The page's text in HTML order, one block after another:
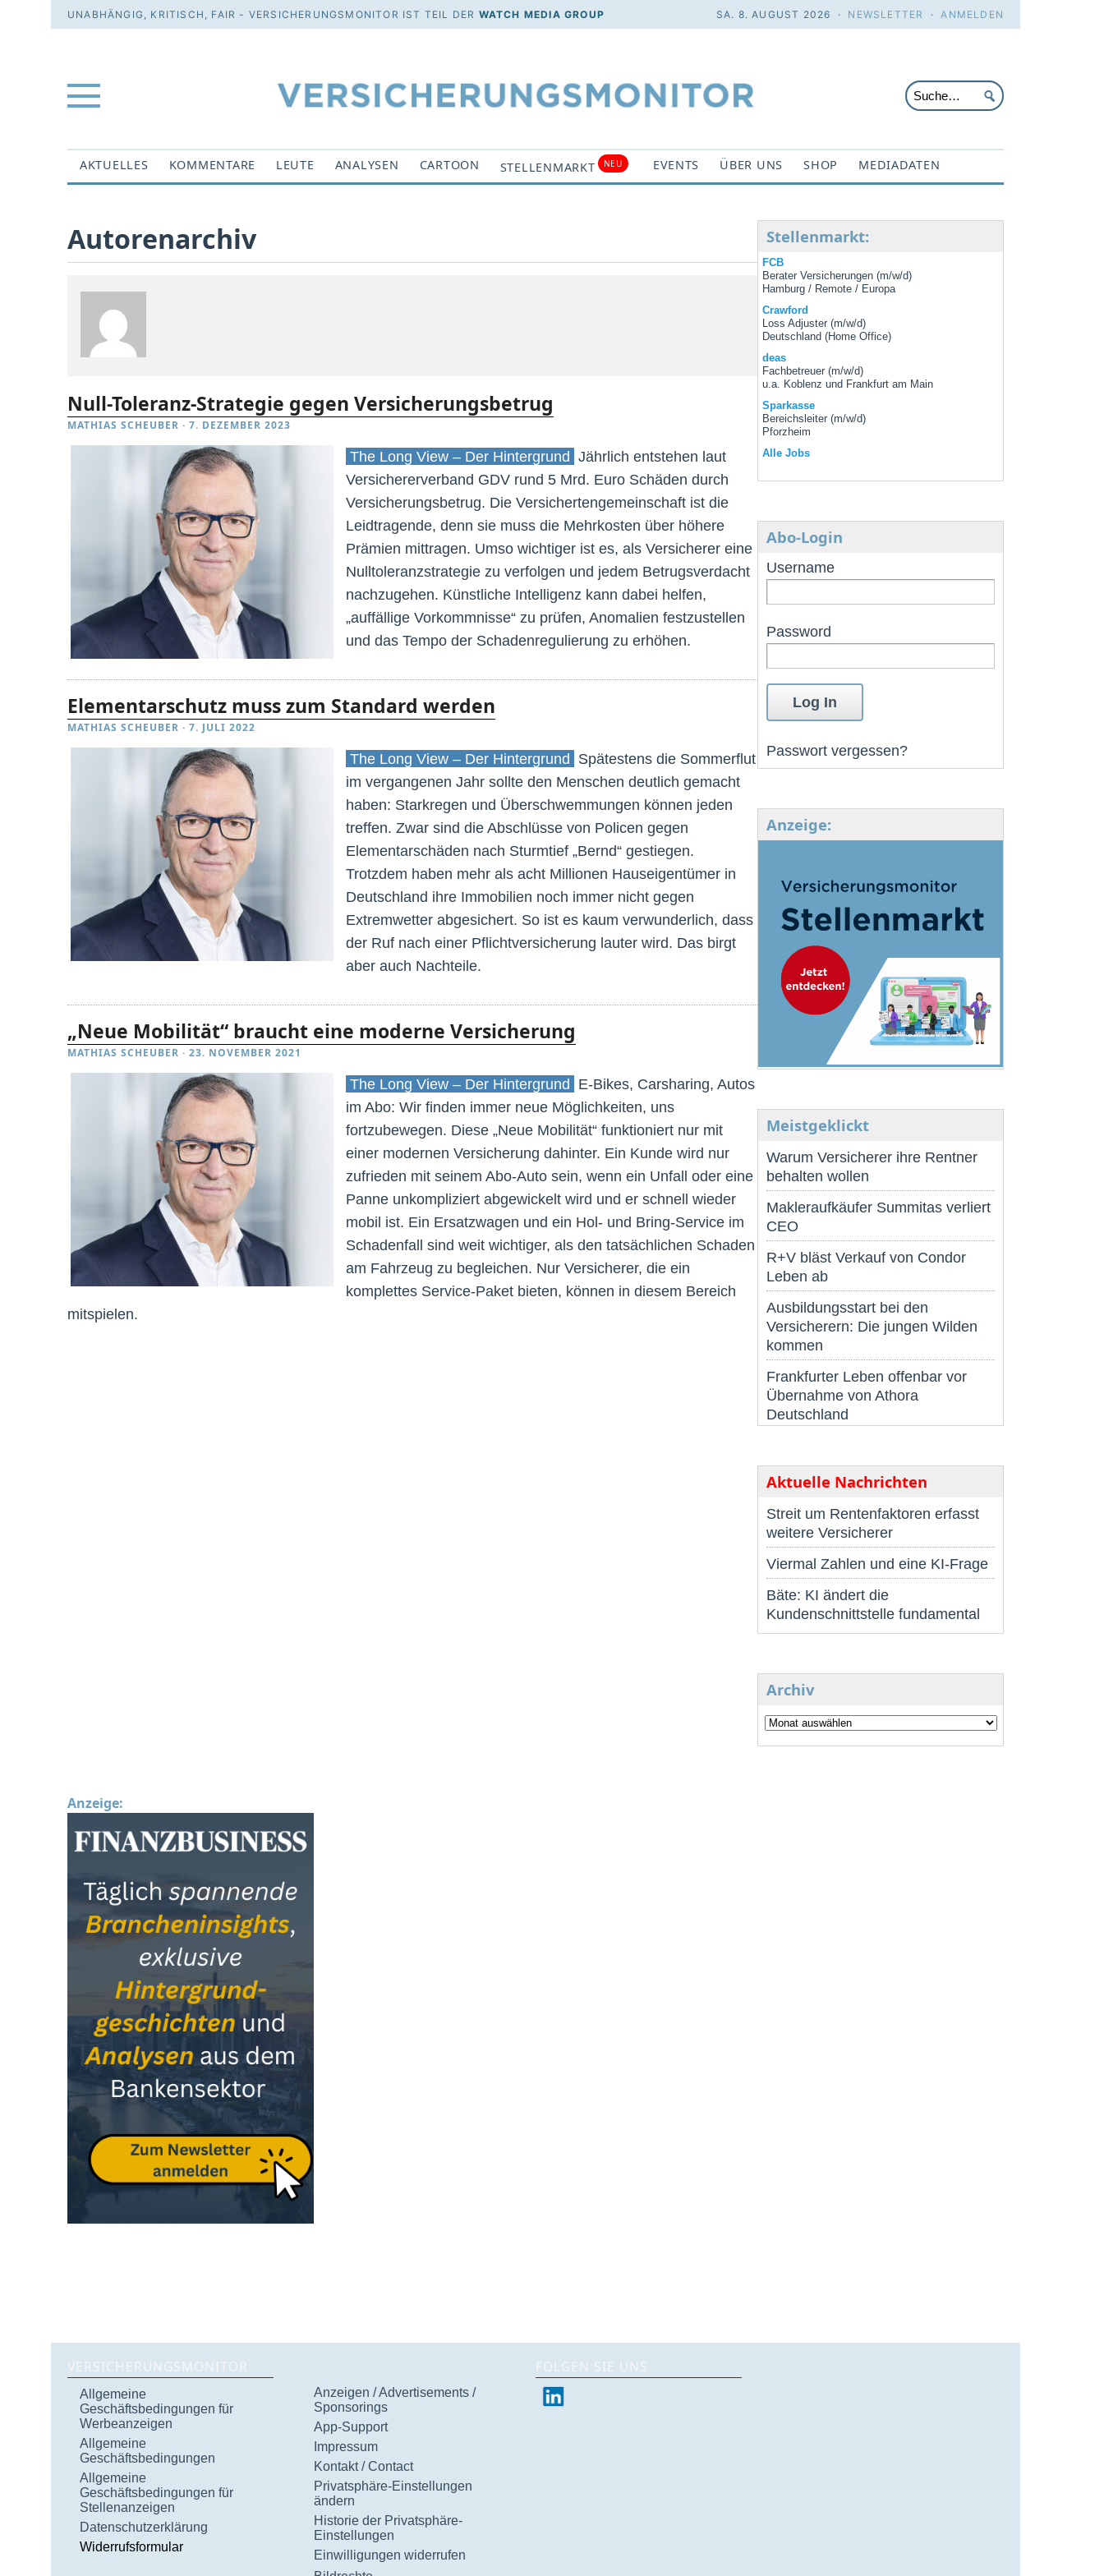
UNABHÄNGIG, KRITISCH, FAIR - VERSICHERUNGSMONITOR IST TEIL DER WATCH MEDIA GROUP SA. 8. AUGUST 2026 · NEWSLETTER ·ANMELDEN
AKTUELLES KOMMENTARE LEUTE ANALYSEN CARTOON STELLENMARKT NEU EVENTS ÜBER UNS SHOP MEDIADATEN
Autorenarchiv
Null-Toleranz-Strategie gegen Versicherungsbetrug
MATHIAS SCHEUBER · 7. DEZEMBER 2023
The Long View – Der Hintergrund Jährlich entstehen laut
Versichererverband GDV rund 5 Mrd. Euro Schäden durch
Versicherungsbetrug. Die Versichertengemeinschaft ist die
Leidtragende, denn sie muss die Mehrkosten über höhere
Prämien mittragen. Umso wichtiger ist es, als Versicherer eine
Nulltoleranzstrategie zu verfolgen und jedem Betrugsverdacht
nachzugehen. Künstliche Intelligenz kann dabei helfen,
„auffällige Vorkommnisse“ zu prüfen, Anomalien festzustellen
und das Tempo der Schadenregulierung zu erhöhen.
Elementarschutz muss zum Standard werden
MATHIAS SCHEUBER · 7. JULI 2022
The Long View – Der Hintergrund Spätestens die Sommerflut
im vergangenen Jahr sollte den Menschen deutlich gemacht
haben: Starkregen und Überschwemmungen können jeden
treffen. Zwar sind die Abschlüsse von Policen gegen
Elementarschäden nach Sturmtief „Bernd“ gestiegen.
Trotzdem haben mehr als acht Millionen Hauseigentümer in
Deutschland ihre Immobilien noch immer nicht gegen
Extremwetter abgesichert. So ist es kaum verwunderlich, dass
der Ruf nach einer Pflichtversicherung lauter wird. Das birgt
aber auch Nachteile.
„Neue Mobilität“ braucht eine moderne Versicherung
MATHIAS SCHEUBER · 23. NOVEMBER 2021
The Long View – Der Hintergrund E-Bikes, Carsharing, Autos
im Abo: Wir finden immer neue Möglichkeiten, uns
fortzubewegen. Diese „Neue Mobilität“ funktioniert nur mit
einer modernen Versicherung dahinter. Ein Kunde wird nur
zufrieden mit seinem Abo-Auto sein, wenn ein Unfall oder eine
Panne unkompliziert abgewickelt wird und er schnell wieder
mobil ist. Ein Ersatzwagen und ein Hol- und Bring-Service im
Schadenfall sind weit wichtiger, als den tatsächlichen Schaden
am Fahrzeug zu begleichen. Nur Versicherer, die ein
komplettes Service-Paket bieten, können in diesem Bereich
mitspielen.
Stellenmarkt:
FCB
Berater Versicherungen (m/w/d)
Hamburg / Remote / Europa
Crawford
Loss Adjuster (m/w/d)
Deutschland (Home Office)
deas
Fachbetreuer (m/w/d)
u.a. Koblenz und Frankfurt am Main
Sparkasse
Bereichsleiter (m/w/d)
Pforzheim
Alle Jobs
Abo-Login
Username
Password
Passwort vergessen?
Anzeige:
Meistgeklickt
Warum Versicherer ihre Rentner
behalten wollen
Makleraufkäufer Summitas verliert
CEO
R+V bläst Verkauf von Condor
Leben ab
Ausbildungsstart bei den
Versicherern: Die jungen Wilden
kommen
Frankfurter Leben offenbar vor
Übernahme von Athora
Deutschland
Aktuelle Nachrichten
Streit um Rentenfaktoren erfasst
weitere Versicherer
Viermal Zahlen und eine KI-Frage
Bäte: KI ändert die
Kundenschnittstelle fundamental
Archiv
Anzeige:
VERSICHERUNGSMONITOR
Allgemeine
Geschäftsbedingungen für
Werbeanzeigen
Allgemeine
Geschäftsbedingungen
Allgemeine
Geschäftsbedingungen für
Stellenanzeigen
Datenschutzerklärung
Widerrufsformular
Anzeigen / Advertisements /
Sponsorings
App-Support
Impressum
Kontakt / Contact
Privatsphäre-Einstellungen
ändern
Historie der Privatsphäre-
Einstellungen
Einwilligungen widerrufen
FOLGEN SIE UNS